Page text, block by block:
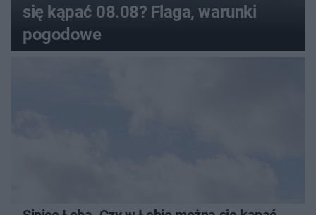
się kąpać 08.08? Flaga, warunki
pogodowe